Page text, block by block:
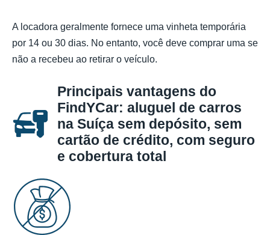
A locadora geralmente fornece uma vinheta temporária
por 14 ou 30 dias. No entanto, você deve comprar uma se
não a recebeu ao retirar o veículo.
Principais vantagens do
FindYCar: aluguel de carros
na Suíça sem depósito, sem
cartão de crédito, com seguro
e cobertura total